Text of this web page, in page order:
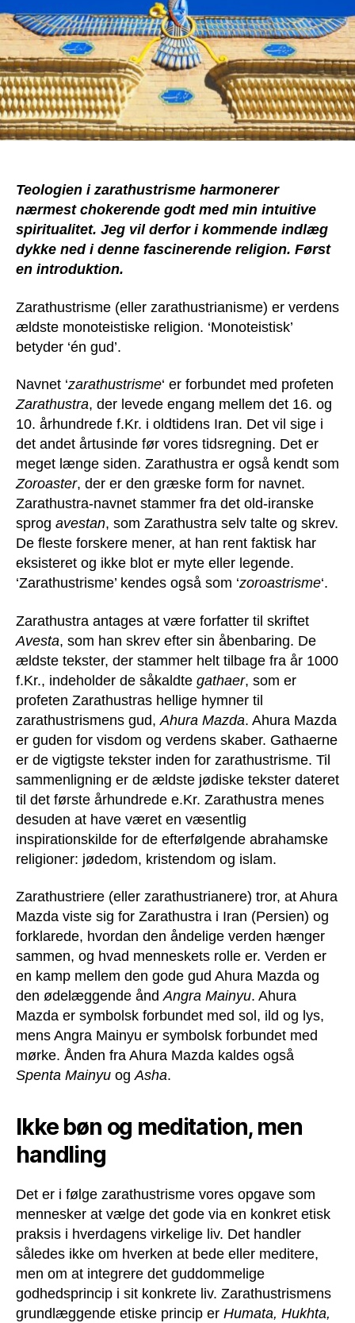
om
og
Teologien i zarathustrisme harmonerer
nærmest chokerende godt med min intuitive
spiritualitet. Jeg vil derfor i kommende indlæg
dykke ned i denne fascinerende religion. Først
en introduktion.
Zarathustrisme (eller zarathustrianisme) er verdens
ældste monoteistiske religion. ‘Monoteistisk’
betyder ‘én gud’.
Navnet ‘zarathustrisme‘ er forbundet med profeten
Zarathustra, der levede engang mellem det 16. og
10. århundrede f.Kr. i oldtidens Iran. Det vil sige i
det andet årtusinde før vores tidsregning. Det er
meget længe siden. Zarathustra er også kendt som
Zoroaster, der er den græske form for navnet.
Zarathustra-navnet stammer fra det old-iranske
sprog avestan, som Zarathustra selv talte og skrev.
De fleste forskere mener, at han rent faktisk har
eksisteret og ikke blot er myte eller legende.
‘Zarathustrisme’ kendes også som ‘zoroastrisme‘.
Zarathustra antages at være forfatter til skriftet
Avesta, som han skrev efter sin åbenbaring. De
ældste tekster, der stammer helt tilbage fra år 1000
f.Kr., indeholder de såkaldte gathaer, som er
profeten Zarathustras hellige hymner til
zarathustrismens gud, Ahura Mazda. Ahura Mazda
er guden for visdom og verdens skaber. Gathaerne
er de vigtigste tekster inden for zarathustrisme. Til
sammenligning er de ældste jødiske tekster dateret
til det første århundrede e.Kr. Zarathustra menes
desuden at have været en væsentlig
inspirationskilde for de efterfølgende abrahamske
religioner: jødedom, kristendom og islam.
Zarathustriere (eller zarathustrianere) tror, at Ahura
Mazda viste sig for Zarathustra i Iran (Persien) og
forklarede, hvordan den åndelige verden hænger
sammen, og hvad menneskets rolle er. Verden er
en kamp mellem den gode gud Ahura Mazda og
den ødelæggende åndAngra Mainyu. Ahura
Mazda er symbolsk forbundet med sol, ild og lys,
mens Angra Mainyu er symbolsk forbundet med
mørke. Ånden fra Ahura Mazda kaldes også
Spenta Mainyu ogAsha.
Ikke bøn og meditation, men
handling
Det er i følge zarathustrisme vores opgave som
mennesker at vælge det gode via en konkret etisk
praksis i hverdagens virkelige liv. Det handler
således ikke om hverken at bede eller meditere,
men om at integrere det guddommelige
godhedsprincip i sit konkrete liv. Zarathustrismens
grundlæggende etiske princip er Humata, Hukhta,